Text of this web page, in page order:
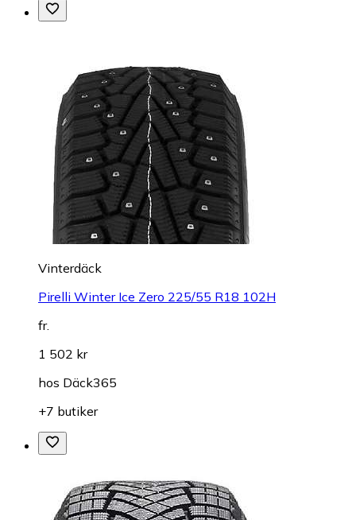
Vinterdäck
Pirelli Winter Ice Zero 225/55 R18 102H
fr.
1 502 kr
hos Däck365
+7 butiker